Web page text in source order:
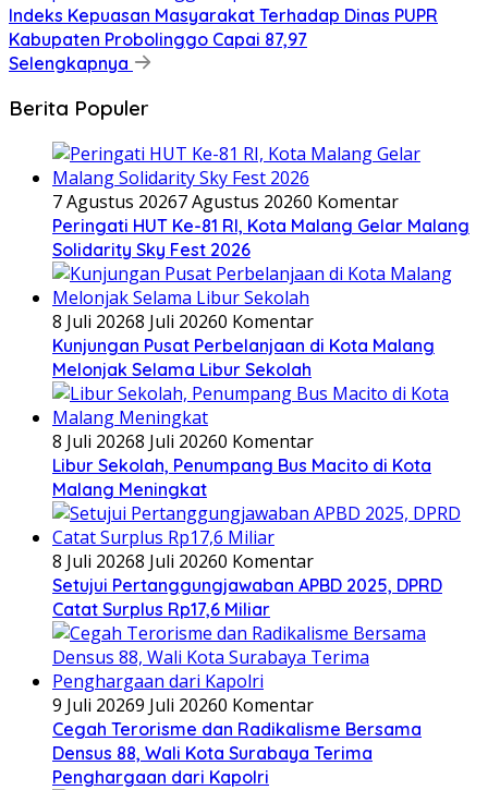
Indeks Kepuasan Masyarakat Terhadap Dinas PUPR
Kabupaten Probolinggo Capai 87,97
Selengkapnya
Berita Populer
7 Agustus 20267 Agustus 20260 Komentar
Peringati HUT Ke-81 RI, Kota Malang Gelar Malang
Solidarity Sky Fest 2026
8 Juli 20268 Juli 20260 Komentar
Kunjungan Pusat Perbelanjaan di Kota Malang
Melonjak Selama Libur Sekolah
8 Juli 20268 Juli 20260 Komentar
Libur Sekolah, Penumpang Bus Macito di Kota
Malang Meningkat
8 Juli 20268 Juli 20260 Komentar
Setujui Pertanggungjawaban APBD 2025, DPRD
Catat Surplus Rp17,6 Miliar
9 Juli 20269 Juli 20260 Komentar
Cegah Terorisme dan Radikalisme Bersama
Densus 88, Wali Kota Surabaya Terima
Penghargaan dari Kapolri